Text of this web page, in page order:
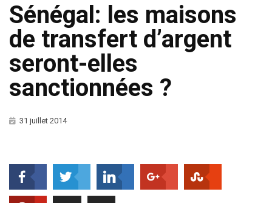
Sénégal: les maisons
de transfert d’argent
seront-elles
sanctionnées ?
31 juillet 2014